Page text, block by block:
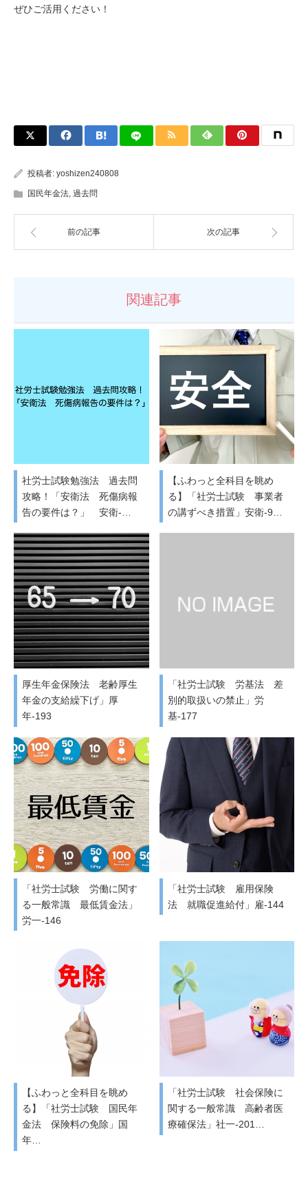
ぜひご活用ください！
投稿者: yoshizen240808
国民年金法 過去問
前の記事 次の記事
関連記事
社労士試験勉強法 過去問
攻略！「安衛法 死傷病報
告の要件は？」 安衛-…
【ふわっと全科目を眺め
る】「社労士試験 事業者
の講ずべき措置」安衛-9…
厚生年金保険法 老齢厚生
年金の支給繰下げ」厚
年-193
「社労士試験 労基法 差
別的取扱いの禁止」労
基-177
「社労士試験 労働に関す
る一般常識 最低賃金法」
労一-146
「社労士試験 雇用保険
法 就職促進給付」雇-144
【ふわっと全科目を眺め
る】「社労士試験 国民年
金法 保険料の免除」国
年…
「社労士試験 社会保険に
関する一般常識 高齢者医
療確保法」社一-201…